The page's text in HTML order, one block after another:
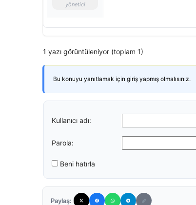
yönetici
1 yazı görüntüleniyor (toplam 1)
Bu konuyu yanıtlamak için giriş yapmış olmalısınız.
Kullanıcı adı:
Parola:
Beni hatırla
Paylaş: